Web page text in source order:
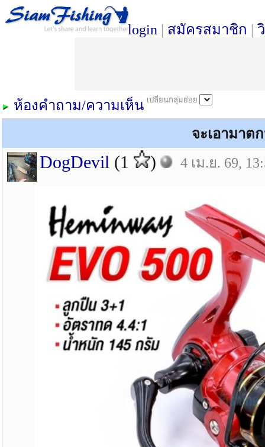
login | สมัครสมาชิก |
เปลี่ยนกลุ่มย่อย
ห้องคำถาม/ความเห็น
จะเอามาต
DogDevil (1 ) 4 เม.ย. 69,